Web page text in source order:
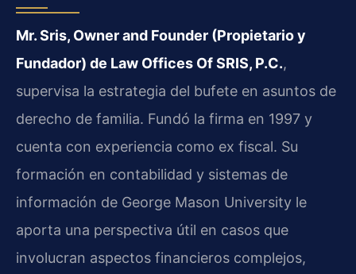
Mr. Sris, Owner and Founder (Propietario y
Fundador) de Law Offices Of SRIS, P.C.,
supervisa la estrategia del bufete en asuntos de
derecho de familia. Fundó la firma en 1997 y
cuenta con experiencia como ex fiscal. Su
formación en contabilidad y sistemas de
información de George Mason University le
aporta una perspectiva útil en casos que
involucran aspectos financieros complejos,